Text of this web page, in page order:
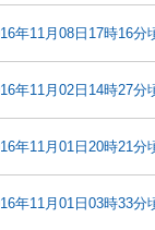
年11月08日17時16分
年11月02日14時27分
年11月01日20時21分
年11月01日03時33分